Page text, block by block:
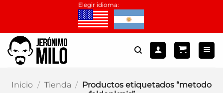
contenido
Elegir idioma:
Inicio / Tienda / Productos etiquetados “metodo